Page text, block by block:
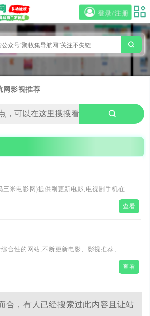
登录/注册
网影视推荐
三米电影网)提供刚更新电影,电视剧手机在线
神马影院我不卡,韩国伦理福利电影,以及热播
明星资料，演员表，剧情，资讯等，无弹窗、
查看
合性的网站,不断更新电影、影视推荐、精
剧、热门电影等,带给你不一样的网络观影
查看
合，有人已经搜索过此内容且让站